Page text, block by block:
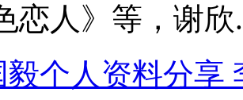
恋人》等，谢欣
毅个人资料分享